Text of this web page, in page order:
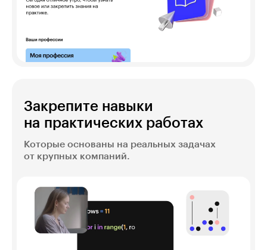
Закрепите навыки
на практических работах
Которые основаны на реальных задачах
от крупных компаний.